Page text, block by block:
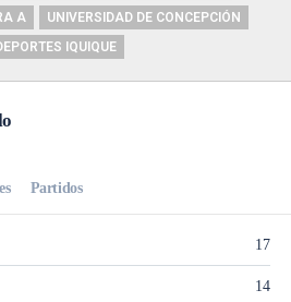
A
UNIVERSIDAD DE CONCEPCIÓN
IQUIQUE